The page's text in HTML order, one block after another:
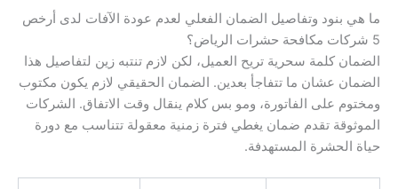
ما هي بنود وتفاصيل الضمان الفعلي لعدم عودة الآفات لدى أرخص
5 شركات مكافحة حشرات الرياض؟
الضمان كلمة سحرية تريح العميل، لكن لازم تنتبه زين لتفاصيل هذا
الضمان عشان ما تتفاجأ بعدين. الضمان الحقيقي لازم يكون مكتوب
ومختوم على الفاتورة، ومو بس كلام ينقال وقت الاتفاق. الشركات
الموثوقة تقدم ضمان يغطي فترة زمنية معقولة تتناسب مع دورة
حياة الحشرة المستهدفة.